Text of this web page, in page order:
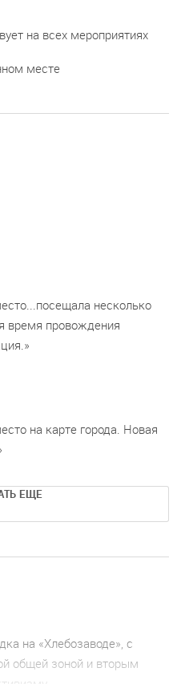
на всех мероприятиях
месте
несколько
время провождения
на карте города. Новая
ЕЩЕ
на «Хлебозаводе», с
общей зоной и вторым